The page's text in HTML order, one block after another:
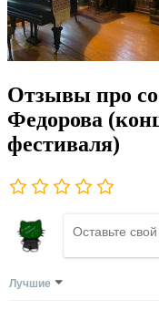
Отзывы про
Федорова
фестиваля)
Лучшие